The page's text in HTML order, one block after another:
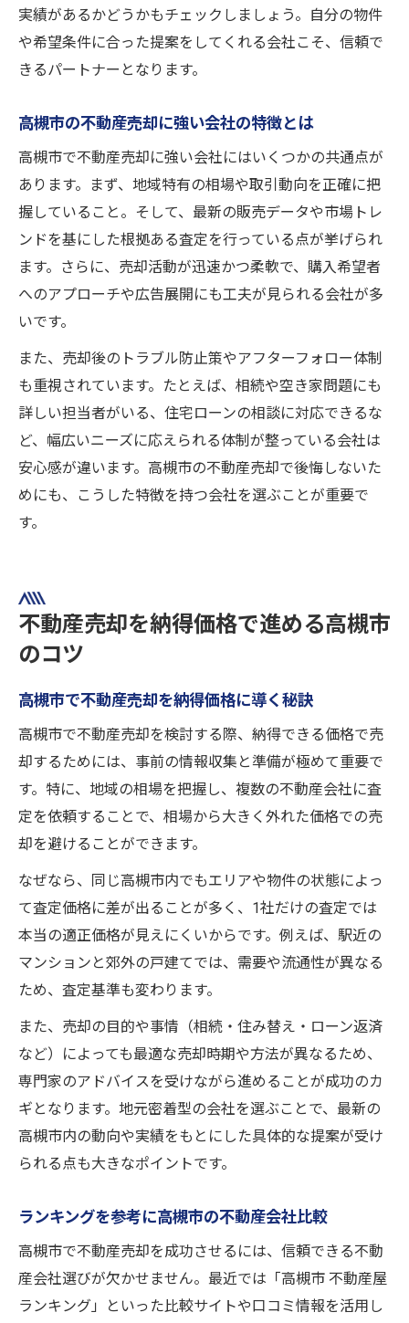
実績があるかどうかもチェックしましょう。自分の物件
や希望条件に合った提案をしてくれる会社こそ、信頼で
きるパートナーとなります。
高槻市の不動産売却に強い会社の特徴とは
高槻市で不動産売却に強い会社にはいくつかの共通点が
あります。まず、地域特有の相場や取引動向を正確に把
握していること。そして、最新の販売データや市場トレ
ンドを基にした根拠ある査定を行っている点が挙げられ
ます。さらに、売却活動が迅速かつ柔軟で、購入希望者
へのアプローチや広告展開にも工夫が見られる会社が多
いです。
また、売却後のトラブル防止策やアフターフォロー体制
も重視されています。たとえば、相続や空き家問題にも
詳しい担当者がいる、住宅ローンの相談に対応できるな
ど、幅広いニーズに応えられる体制が整っている会社は
安心感が違います。高槻市の不動産売却で後悔しないた
めにも、こうした特徴を持つ会社を選ぶことが重要で
す。
不動産売却を納得価格で進める高槻市
のコツ
高槻市で不動産売却を納得価格に導く秘訣
高槻市で不動産売却を検討する際、納得できる価格で売
却するためには、事前の情報収集と準備が極めて重要で
す。特に、地域の相場を把握し、複数の不動産会社に査
定を依頼することで、相場から大きく外れた価格での売
却を避けることができます。
なぜなら、同じ高槻市内でもエリアや物件の状態によっ
て査定価格に差が出ることが多く、1社だけの査定では
本当の適正価格が見えにくいからです。例えば、駅近の
マンションと郊外の戸建てでは、需要や流通性が異なる
ため、査定基準も変わります。
また、売却の目的や事情（相続・住み替え・ローン返済
など）によっても最適な売却時期や方法が異なるため、
専門家のアドバイスを受けながら進めることが成功のカ
ギとなります。地元密着型の会社を選ぶことで、最新の
高槻市内の動向や実績をもとにした具体的な提案が受け
られる点も大きなポイントです。
ランキングを参考に高槻市の不動産会社比較
高槻市で不動産売却を成功させるには、信頼できる不動
産会社選びが欠かせません。最近では「高槻市 不動産屋
ランキング」といった比較サイトや口コミ情報を活用し